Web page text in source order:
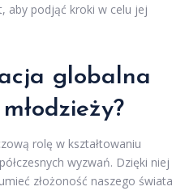
aby podjąć kroki w celu jej
globalna
rolę w kształtowaniu
wyzwań. Dzięki niej
złożoność naszego świata